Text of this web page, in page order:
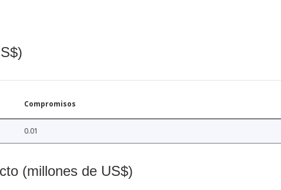
Compromisos
0.01
(millones de US$)